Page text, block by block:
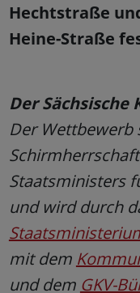
Hechtstraße
Heine-Straße
Der
Der
Staatsministers
und wird durch
mit dem
und dem GKV-